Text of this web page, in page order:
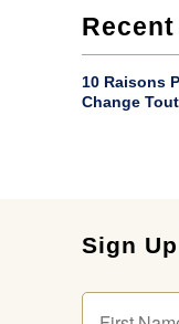
10 Raisons
Change Tout
Sign